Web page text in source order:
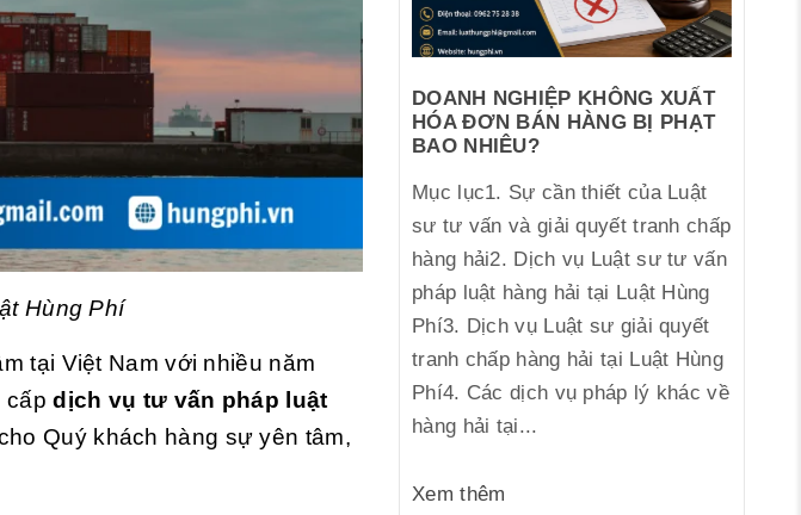
Hùng Phí
tại Việt Nam với nhiều năm
cấpdịch vụ tư vấn pháp luật
Quý khách hàng sự yên tâm,
DOANH NGHIỆP KHÔNG XUẤT
HÓA ĐƠN BÁN HÀNG BỊ PHẠT
BAO NHIÊU?
Mục lục1. Sự cần thiết của Luật
sư tư vấn và giải quyết tranh chấp
hàng hải2. Dịch vụ Luật sư tư vấn
pháp luật hàng hải tại Luật Hùng
Phí3. Dịch vụ Luật sư giải quyết
tranh chấp hàng hải tại Luật Hùng
Phí4. Các dịch vụ pháp lý khác về
hàng hải tại...
Xem thêm